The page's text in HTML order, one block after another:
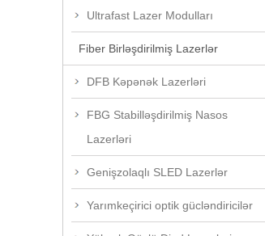
Ultrafast Lazer Modulları
Fiber Birləşdirilmiş Lazerlər
DFB Kəpənək Lazerləri
FBG Stabilləşdirilmiş Nasos
Lazerləri
Genişzolaqlı SLED Lazerlər
Yarımkeçirici optik gücləndiricilər